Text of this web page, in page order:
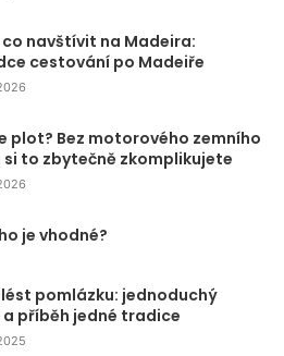
navštívit na Madeira:
cestování po Madeiře
plot? Bez motorového zemního
to zbytečně zkomplikujete
je vhodné?
pomlázku: jednoduchý
příběh jedné tradice